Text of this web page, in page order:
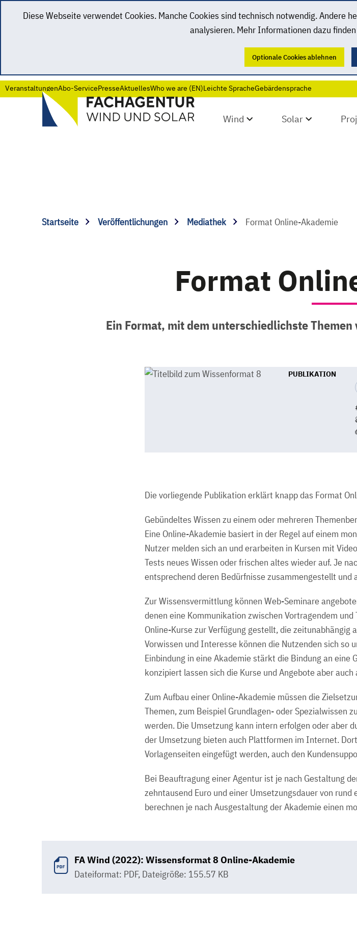
Diese Webseite verwendet Cookies. Manche Cookies sind technisch notwendig. Andere
analysieren. Mehr Informationen dazu
Optionale Cookies ablehnen
VeranstaltungenAbo-ServicePresseAktuellesWho we are (EN)Leichte SpracheGebärdensprache
Wind Solar
Startseite Veröffentlichungen Mediathek Format Online-Akademie
Format
Ein Format, mit dem unterschiedlichste
PUBLIKATION
Die vorliegende Publikation erklärt knapp das Format
Gebündeltes Wissen zu einem oder mehreren
Eine Online-Akademie basiert in der Regel auf einem
Nutzer melden sich an und erarbeiten in Kursen mit
Tests neues Wissen oder frischen altes wieder auf. Je
entsprechend deren Bedürfnisse zusammengestellt und
Zur Wissensvermittlung können Web-Seminare
denen eine Kommunikation zwischen Vortragendem
Online-Kurse zur Verfügung gestellt, die zeitunabhängig
Vorwissen und Interesse können die Nutzenden sich so
Einbindung in eine Akademie stärkt die Bindung an eine
konzipiert lassen sich die Kurse und Angebote aber
Zum Aufbau einer Online-Akademie müssen die
Themen, zum Beispiel Grundlagen- oder Spezialwissen
werden. Die Umsetzung kann intern erfolgen oder aber
der Umsetzung bieten auch Plattformen im Internet.
Vorlagenseiten eingefügt werden, auch den
Bei Beauftragung einer Agentur ist je nach Gestaltung
zehntausend Euro und einer Umsetzungsdauer von
berechnen je nach Ausgestaltung der Akademie einen
FA Wind (2022): Wissensformat 8 Online-Akademie
Dateiformat: PDF, Dateigröße: 155.57 KB